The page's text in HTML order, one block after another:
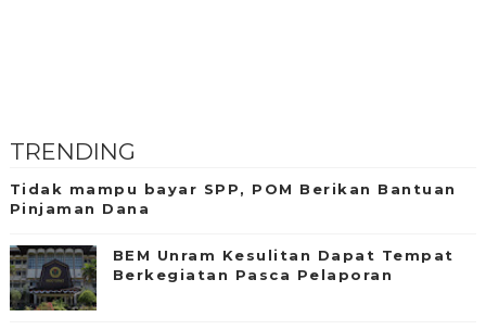
TRENDING
Tidak mampu bayar SPP, POM Berikan Bantuan
Pinjaman Dana
BEM Unram Kesulitan Dapat Tempat
Berkegiatan Pasca Pelaporan